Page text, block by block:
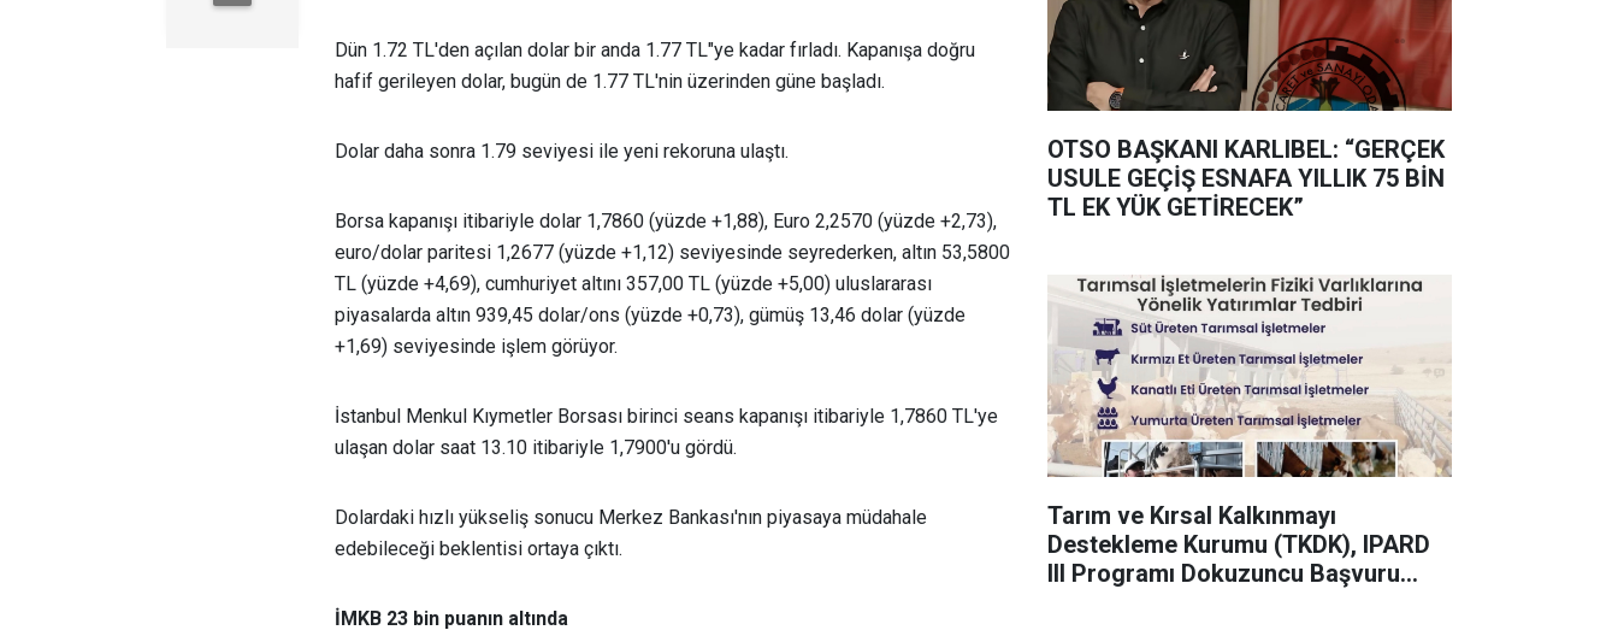
Dün 1.72 TL'den açılan dolar bir anda 1.77 TL"ye kadar fırladı. Kapanışa doğru
hafif gerileyen dolar, bugün de 1.77 TL'nin üzerinden güne başladı.
Dolar daha sonra 1.79 seviyesi ile yeni rekoruna ulaştı.
Borsa kapanışı itibariyle dolar 1,7860 (yüzde +1,88), Euro 2,2570 (yüzde +2,73),
euro/dolar paritesi 1,2677 (yüzde +1,12) seviyesinde seyrederken, altın 53,5800
TL (yüzde +4,69), cumhuriyet altını 357,00 TL (yüzde +5,00) uluslararası
piyasalarda altın 939,45 dolar/ons (yüzde +0,73), gümüş 13,46 dolar (yüzde
+1,69) seviyesinde işlem görüyor.
İstanbul Menkul Kıymetler Borsası birinci seans kapanışı itibariyle 1,7860 TL'ye
ulaşan dolar saat 13.10 itibariyle 1,7900'u gördü.
Dolardaki hızlı yükseliş sonucu Merkez Bankası'nın piyasaya müdahale
edebileceği beklentisi ortaya çıktı.
İMKB 23 bin puanın altında
OTSO BAŞKANI KARLIBEL: “GERÇEK
USULE GEÇİŞ ESNAFA YILLIK 75 BİN
TL EK YÜK GETİRECEK”
Tarım ve Kırsal Kalkınmayı
Destekleme Kurumu (TKDK), IPARD
III Programı Dokuzuncu Başvuru